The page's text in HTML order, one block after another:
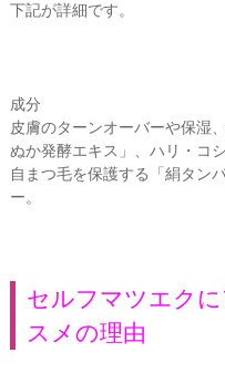
下記が詳細です。
成分
皮膚のターンオーバーや保湿
ぬか発酵エキス」、ハリ・コ
自まつ毛を保護する「絹タン
ー。
セルフマツエク
スメの理由